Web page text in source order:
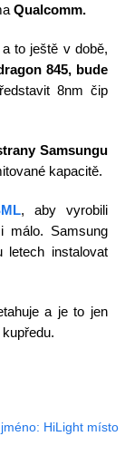
Qualcomm.
a to ještě v době,
845, bude
8nm čip
Samsungu
kapacitě.
, aby vyrobili
málo. Samsung
instalovat
a je to jen
HiLight místo